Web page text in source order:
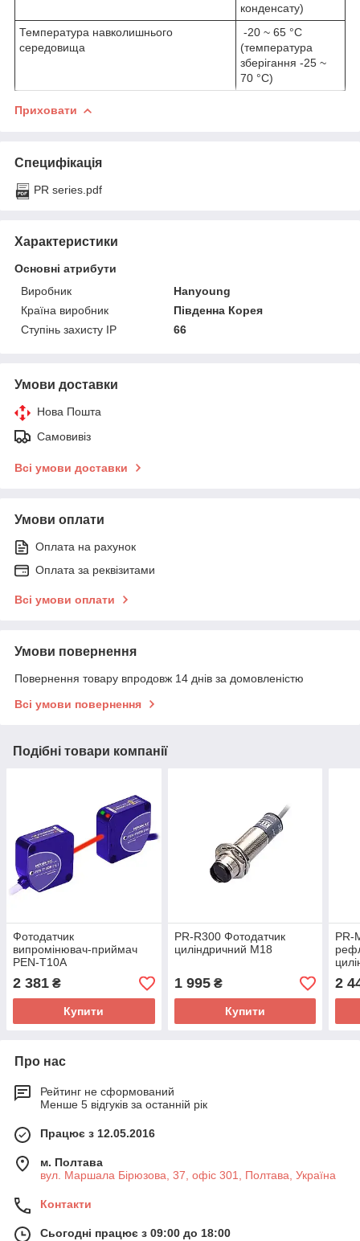
конденсату)
Температура навколишнього
середовища
-20 ~ 65 °C
(температура
зберігання -25 ~
70 °C)
Приховати
Специфікація
PR series.pdf
Характеристики
Основні атрибути
Виробник
Hanyoung
Країна виробник
Південна Корея
Ступінь захисту IP
66
Умови доставки
Нова Пошта
Самовивіз
Всі умови доставки
Умови оплати
Оплата на рахунок
Оплата за реквізитами
Всі умови оплати
Умови повернення
Повернення товару впродовж 14 днів за домовленістю
Всі умови повернення
Подібні товари компанії
Фотодатчик
випромінювач-приймач
PEN-T10A
2 381 ₴
Купити
PR-R300 Фотодатчик
циліндричний M18
1 995₴
Купити
PR-
2
Про нас
Рейтинг не сформований
Менше 5 відгуків за останній рік
Працює з 12.05.2016
м. Полтава
вул. Маршала Бірюзова, 37, офіс 301, Полтава, Україна
Контакти
Сьогодні працює з 09:00 до 18:00